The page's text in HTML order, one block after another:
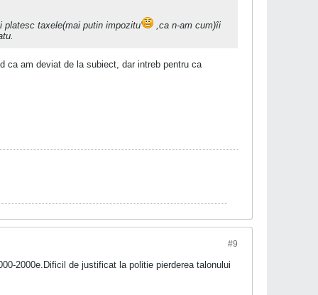
platesc taxele(mai putin impozitu'
,ca n-am cum)îi
ca am deviat de la subiect, dar intreb pentru ca
#9
2000e.Dificil de justificat la politie pierderea talonului